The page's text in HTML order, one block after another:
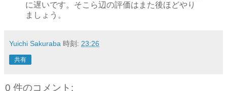
に遅いです。そこら辺の評価はまた後ほどやり
ましょう。
Yuichi Sakuraba 時刻: 23:26
共有
0 件のコメント: